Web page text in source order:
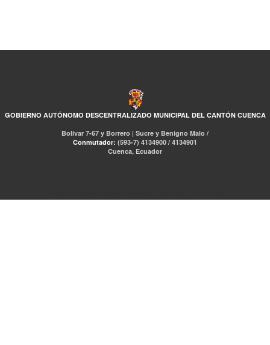
GOBIERNO AUTÓNOMO DESCENTRALIZADO MUNICIPAL DEL CANTÓN CUENCA
Bolívar 7-67 y Borrero | Sucre y Benigno Malo /
Conmutador: (593-7) 4134900 / 4134901
Cuenca, Ecuador